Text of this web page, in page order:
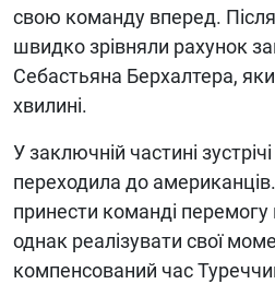
свою команду вперед.
швидко зрівняли рахунок
Себастьяна Берхалтера,
хвилині.
У заключній частині
переходила до
принести команді перемогу
однак реалізувати свої
компенсований час